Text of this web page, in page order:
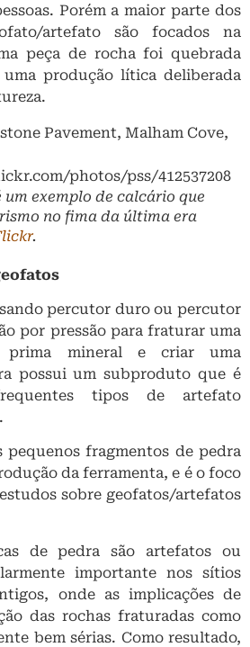
Porém a maior parte dos
artefato são focados na
peça de rocha foi quebrada
produção lítica deliberada
um exemplo de calcário que
no fima da última era
.
percutor duro ou percutor
por pressão para fraturar uma
prima mineral e criar uma
possui um subproduto que é
tipos de artefato
pequenos fragmentos de pedra
da ferramenta, e é o foco
sobre geofatos/artefatos
de pedra são artefatos ou
importante nos sítios
onde as implicações de
das rochas fraturadas como
bem sérias. Como resultado,